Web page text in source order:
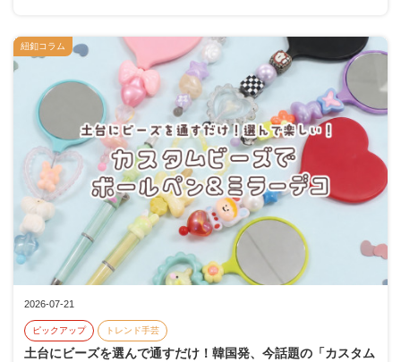
2026-07-21
ピックアップ トレンド手芸
土台にビーズを選んで通すだけ！韓国発、今話題の「カスタム
紐釦コラム